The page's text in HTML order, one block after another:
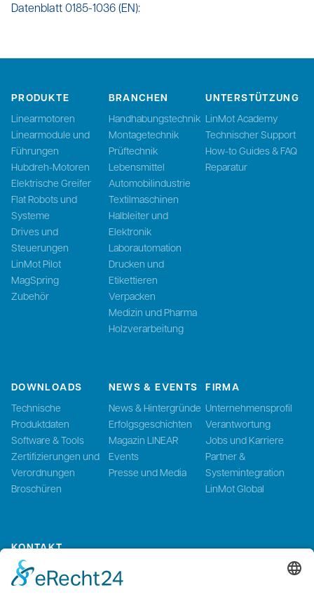
Datenblatt 0185-1036 (EN):
PRODUKTE
Linearmotoren
Linearmodule und
Führungen
Hubdreh-Motoren
Elektrische Greifer
Flat Robots und
Systeme
Drives und
Steuerungen
LinMot Pilot
MagSpring
Zubehör
BRANCHEN
Handhabungstechnik
Montagetechnik
Prüftechnik
Lebensmittel
Automobilindustrie
Textilmaschinen
Halbleiter und
Elektronik
Laborautomation
Drucken und
Etikettieren
Verpacken
Medizin und Pharma
Holzverarbeitung
UNTERSTÜTZUNG
LinMot Academy
Technischer Support
How-to Guides & FAQ
Reparatur
DOWNLOADS
Technische
Produktdaten
Software & Tools
Zertifizierungen und
Verordnungen
Broschüren
NEWS & EVENTS
News & Hintergründe
Erfolgsgeschichten
Magazin LINEAR
Events
Presse und Media
FIRMA
Unternehmensprofil
Verantwortung
Jobs und Karriere
Partner &
Systemintegration
LinMot Global
KONTAKT
Kontaktieren Sie uns